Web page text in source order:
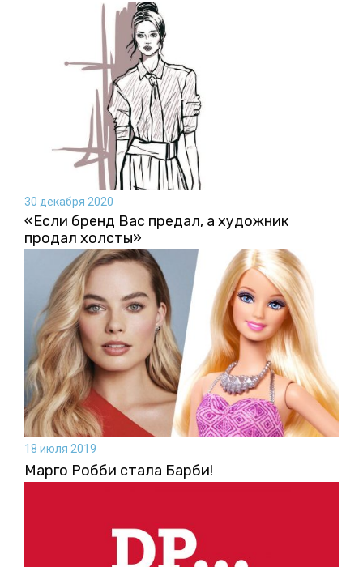
30 декабря 2020
«Если бренд Вас предал, а художник
продал холсты»
18 июля 2019
Марго Робби стала Барби!